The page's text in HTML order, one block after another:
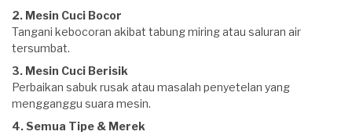
2. Mesin Cuci Bocor
Tangani kebocoran akibat tabung miring atau saluran air
tersumbat.
3. Mesin Cuci Berisik
Perbaikan sabuk rusak atau masalah penyetelan yang
mengganggu suara mesin.
4. Semua Tipe & Merek